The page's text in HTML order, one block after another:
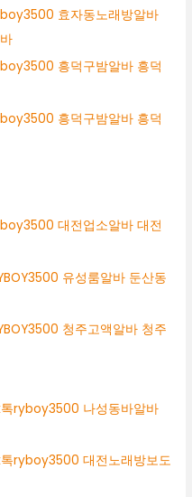
효자동노래방알바
흥덕구밤알바 흥덕
흥덕구밤알바 흥덕
대전업소알바 대전
유성룸알바 둔산동
청주고액알바 청주
ryboy3500 나성동바알바
ryboy3500 대전노래방보도